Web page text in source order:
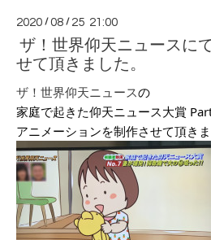
2020 /08 / 25 21:00
ザ！世界仰天ニュースに
せて頂きました。
ザ！世界仰天ニュースの
家庭で起きた仰天ニュース大賞
アニメーションを制作させて頂きま